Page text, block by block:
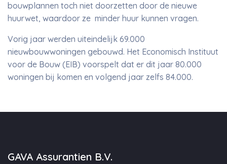
bouwplannen toch niet doorzetten door de nieuwe
huurwet, waardoor ze minder huur kunnen vragen.
Vorig jaar werden uiteindelijk 69.000
nieuwbouwwoningen gebouwd. Het Economisch Instituut
voor de Bouw (EIB) voorspelt dat er dit jaar 80.000
woningen bij komen en volgend jaar zelfs 84.000.
GAVA Assurantien B.V.